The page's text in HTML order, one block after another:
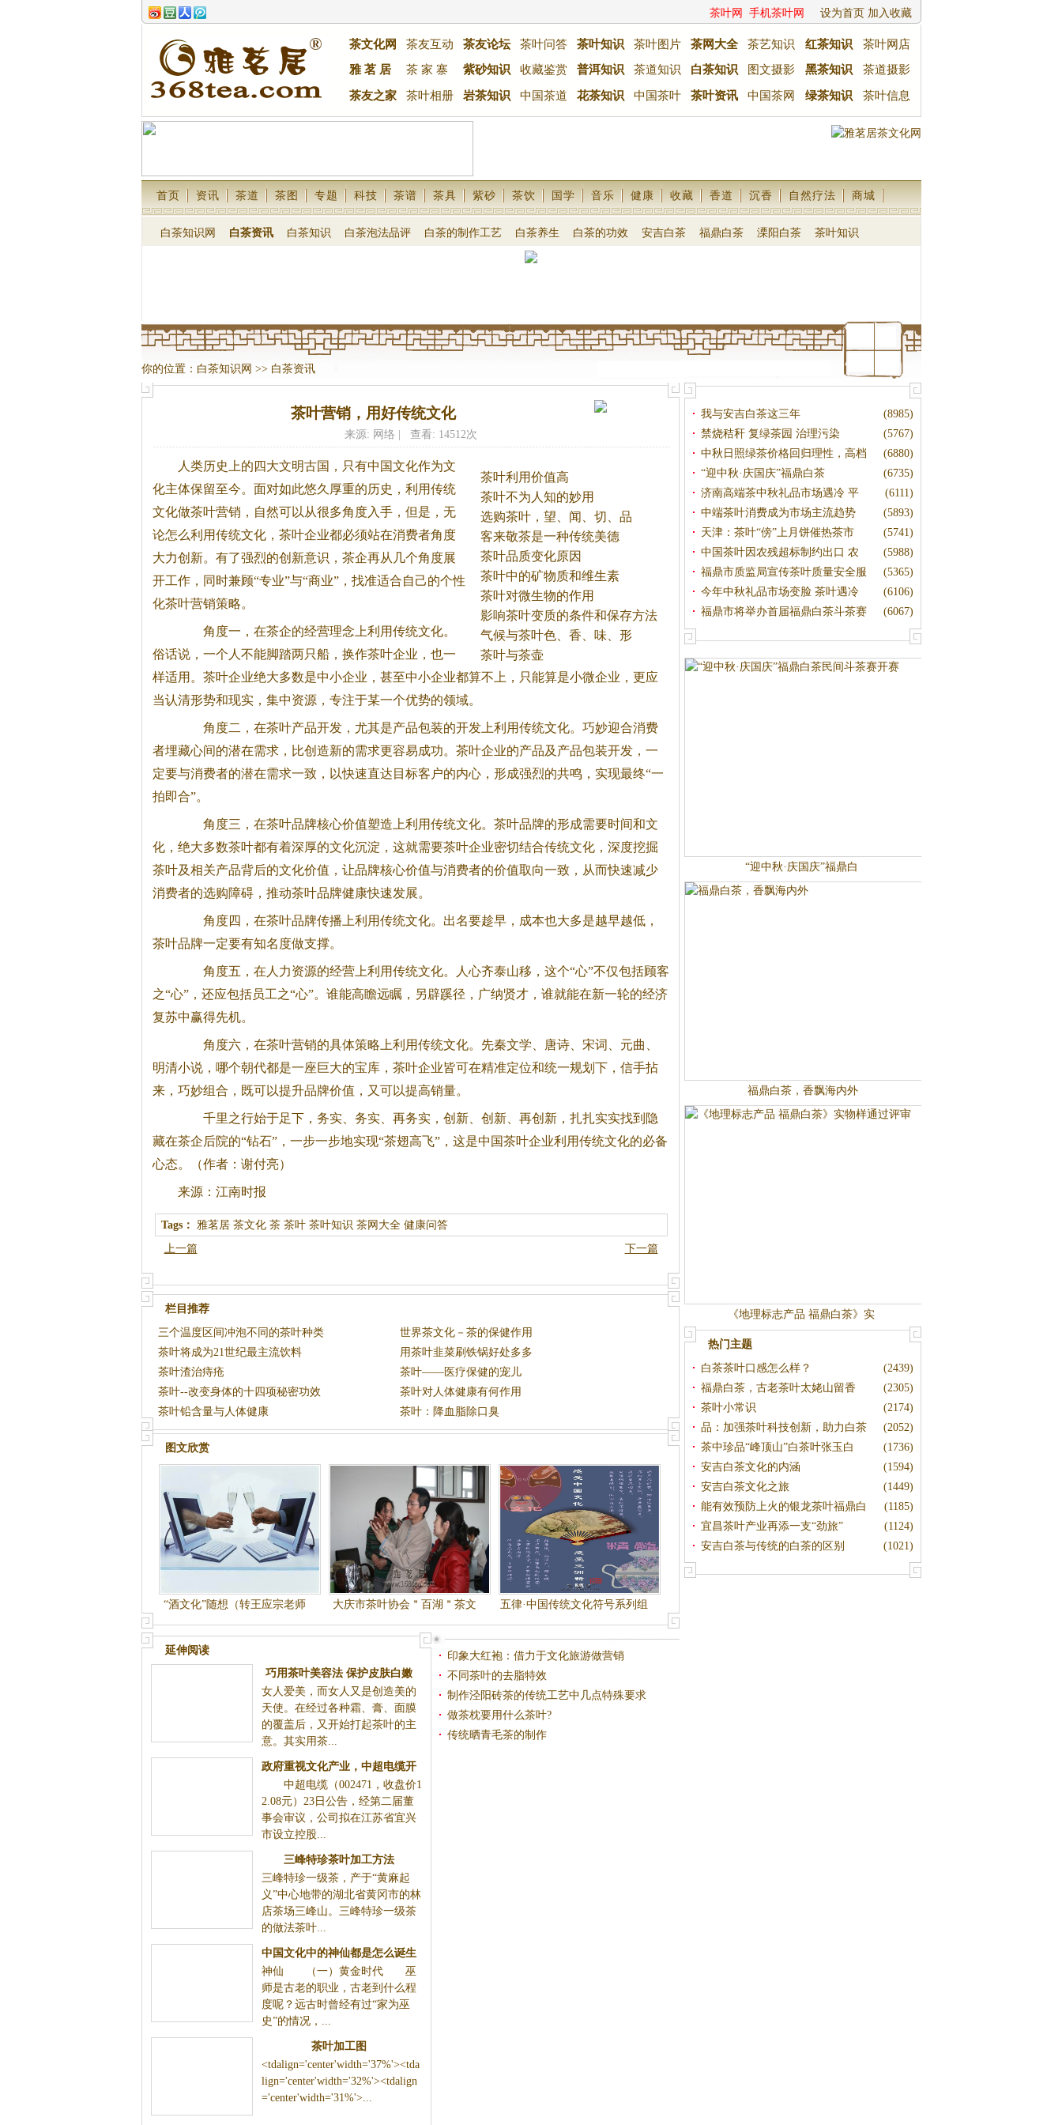
茶叶网 手机茶叶网 设为首页 加入收藏
茶文化网 茶友互动 茶友论坛 茶叶问答 茶叶知识 茶叶图片 茶网大全 茶艺知识 红茶知识
茶叶网店
雅 茗 居
茶 家 寨 紫砂知识 收藏鉴赏 普洱知识 茶道知识 白茶知识 图文摄影 黑茶知识 茶道摄影
茶友之家 茶叶相册 岩茶知识 中国茶道 花茶知识 中国茶叶 茶叶资讯 中国茶网 绿茶知识 茶叶信息
首页 资讯 茶道 茶图 专题 科技 茶谱 茶具 紫砂 茶饮 国学 音乐 健康 收藏 香道 沉香 自然疗法 商城
白茶知识网 白茶资讯 白茶知识 白茶泡法品评 白茶的制作工艺 白茶养生 白茶的功效 安吉白茶 福鼎白茶 溧阳白茶 茶叶知识
你的位置： 白茶知识网 >> 白茶资讯
茶叶营销，用好传统文化
来源: 网络 | 查看: 14512次
茶叶利用价值高
茶叶不为人知的妙用
选购茶叶，望、闻、切、品
客来敬茶是一种传统美德
茶叶品质变化原因
茶叶中的矿物质和维生素
茶叶对微生物的作用
影响茶叶变质的条件和保存方法
气候与茶叶色、香、味、形
茶叶与茶壶
人类历史上的四大文明古国，只有中国文化作为文
化主体保留至今。 面对如此悠久厚重的历史，利用传统
文化做茶叶营销，自然可以从很多角度入手，但是，无
论怎么利用传统文化，茶叶企业都必须站在消费者角度
大力创新。有了强烈的创新意识，茶企再从几个角度展
开工作，同时兼顾“专业”与“商业”，找准适合自己的个性
化茶叶营销策略。
角度一，在茶企的经营理念上利用传统文化。
俗话说，一个人不能脚踏两只船，换作茶叶企业，也一
样适用。茶叶企业绝大多数是中小企业，甚至中小企业都算不上，只能算是小微企业，更应
当认清形势和现实，集中资源，专注于某一个优势的领域。
角度二，在茶叶产品开发，尤其是产品包装的开发上利用传统文化。巧妙迎合消费
者埋藏心间的潜在需求，比创造新的需求更容易成功。茶叶企业的产品及产品包装开发，一
定要与消费者的潜在需求一致，以快速直达目标客户的内心，形成强烈的共鸣，实现最终“一
拍即合”。
角度三，在茶叶品牌核心价值塑造上利用传统文化。茶叶品牌的形成需要时间和文
化，绝大多数茶叶都有着深厚的文化沉淀，这就需要茶叶企业密切结合传统文化，深度挖掘
茶叶及相关产品背后的文化价值，让品牌核心价值与消费者的价值取向一致，从而快速减少
消费者的选购障碍，推动茶叶品牌健康快速发展。
角度四，在茶叶品牌传播上利用传统文化。出名要趁早，成本也大多是越早越低，
茶叶品牌一定要有知名度做支撑。
角度五，在人力资源的经营上利用传统文化。人心齐泰山移，这个“心”不仅包括顾客
之“心”，还应包括员工之“心”。谁能高瞻远瞩，另辟蹊径，广纳贤才，谁就能在新一轮的经济
复苏中赢得先机。
角度六，在茶叶营销的具体策略上利用传统文化。先秦文学、唐诗、宋词、元曲、
明清小说，哪个朝代都是一座巨大的宝库，茶叶企业皆可在精准定位和统一规划下，信手拈
来，巧妙组合，既可以提升品牌价值，又可以提高销量。
千里之行始于足下，务实、务实、再务实，创新、创新、再创新，扎扎实实找到隐
藏在茶企后院的“钻石”，一步一步地实现“茶翅高飞”，这是中国茶叶企业利用传统文化的必备
心态。（作者：谢付亮）
来源：江南时报
Tags： 雅茗居 茶文化 茶 茶叶 茶叶知识 茶网大全 健康问答
上一篇
下一篇
栏目推荐
三个温度区间冲泡不同的茶叶种类
世界茶文化－茶的保健作用
茶叶将成为21世纪最主流饮料
用茶叶韭菜刷铁锅好处多多
茶叶渣治痔疮
茶叶——医疗保健的宠儿
茶叶--改变身体的十四项秘密功效
茶叶对人体健康有何作用
茶叶铅含量与人体健康
茶叶：降血脂除口臭
图文欣赏
“酒文化”随想（转王应宗老师
文章）
大庆市茶叶协会＂百湖＂茶文
化讲堂第二讲
五律·中国传统文化符号系列组
诗（十二首）
延伸阅读
巧用茶叶美容法 保护皮肤白嫩
少皱纹
女人爱美，而女人又是创造美的
天使。在经过各种霜、膏、面膜
的覆盖后，又开始打起茶叶的主
意。其实用茶...
政府重视文化产业，中超电缆开
卖紫砂壶
中超电缆（002471，收盘价1
2.08元）23日公告，经第二届董
事会审议，公司拟在江苏省宜兴
市设立控股...
三峰特珍茶叶加工方法
三峰特珍一级茶，产于“黄麻起
义”中心地带的湖北省黄冈市的林
店茶场三峰山。三峰特珍一级茶
的做法茶叶...
中国文化中的神仙都是怎么诞生
的
神仙 （一）黄金时代 巫
师是古老的职业，古老到什么程
度呢？远古时曾经有过“家为巫
史”的情况，...
茶叶加工图
<tdalign='center'width='37%'><tda
lign='center'width='32%'><tdalign
='center'width='31%'>...
印象大红袍：借力于文化旅游做营销
不同茶叶的去脂特效
制作泾阳砖茶的传统工艺中几点特殊要求
做茶枕要用什么茶叶?
传统晒青毛茶的制作
(8985)
我与安吉白茶这三年
(5767)
禁烧秸秆 复绿茶园 治理污染
(6880)
中秋日照绿茶价格回归理性，高档
(6735)
“迎中秋·庆国庆”福鼎白茶
(6111)
济南高端茶中秋礼品市场遇冷 平
(5893)
中端茶叶消费成为市场主流趋势
(5741)
天津：茶叶“傍”上月饼催热茶市
(5988)
中国茶叶因农残超标制约出口 农
(5365)
福鼎市质监局宣传茶叶质量安全服
(6106)
今年中秋礼品市场变脸 茶叶遇冷
(6067)
福鼎市将举办首届福鼎白茶斗茶赛
“迎中秋·庆国庆”福鼎白
福鼎白茶，香飘海内外
《地理标志产品 福鼎白茶》实
热门主题
(2439)
白茶茶叶口感怎么样？
(2305)
福鼎白茶，古老茶叶太姥山留香
(2174)
茶叶小常识
(2052)
品：加强茶叶科技创新，助力白茶
(1736)
茶中珍品“峰顶山”白茶叶张玉白
(1594)
安吉白茶文化的内涵
(1449)
安吉白茶文化之旅
(1185)
能有效预防上火的银龙茶叶福鼎白
茶
(1124)
宜昌茶叶产业再添一支“劲旅”
(1021)
安吉白茶与传统的白茶的区别